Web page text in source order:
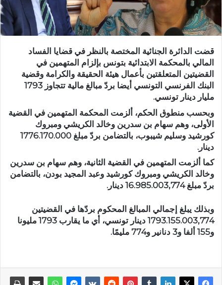
قضت الدائرة الجنائية المختصة بالنظر في قضايا الفساد
المالي بالمحكمة الابتدائية بتونس بإلزام المتهمين في
القضيتين المتعلقتين بأعمال هيئة الحقيقة والكرامة وقضية
البنك الفرنسي التونسي أيضا بردّ مبالغ مالية تتجاوز 1793
مليار دينار تونسي.
وبحسب منطوق الحكم، ألزمت المحكمة المتهمين في القضية
الأولى، وهم سهام بن سدرين وخالد الكريشي ومبروك
كورشيد وسليم شيبوب، بالتضامن بردّ مبلغ 1776.170.000
دينار.
كما ألزمت المتهمين في القضية الثانية، وهم سهام بن سدرين
وخالد الكريشي ومبروك كورشيد وعبد المجيد بودن، بالتضامن
بردّ مبلغ 16.985.003,774 دينار.
وبذلك يبلغ إجمالي المبالغ المحكوم بردّها في القضيتين
1793.155.003,774 دينار تونسي، أي ما يقارب 1793 مليونا
و155 ألفا و3 دنانير و774 مليمًا.